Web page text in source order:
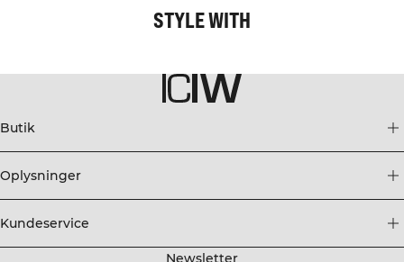
STYLE WITH
Butik
Oplysninger
Kundeservice
Newsletter